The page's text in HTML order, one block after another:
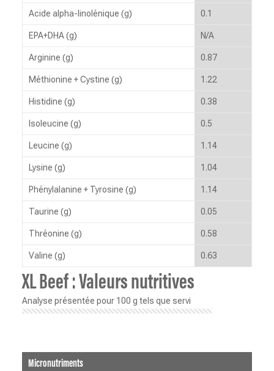
Acide alpha-linolénique (g) 0.1
EPA+DHA (g) N/A
Arginine (g) 0.87
Méthionine + Cystine (g) 1.22
Histidine (g) 0.38
Isoleucine (g) 0.5
Leucine (g) 1.14
Lysine (g) 1.04
Phénylalanine + Tyrosine (g) 1.14
Taurine (g) 0.05
Thréonine (g) 0.58
Valine (g) 0.63
XL Beef : Valeurs nutritives
Analyse présentée pour 100 g tels que servi
Micronutriments